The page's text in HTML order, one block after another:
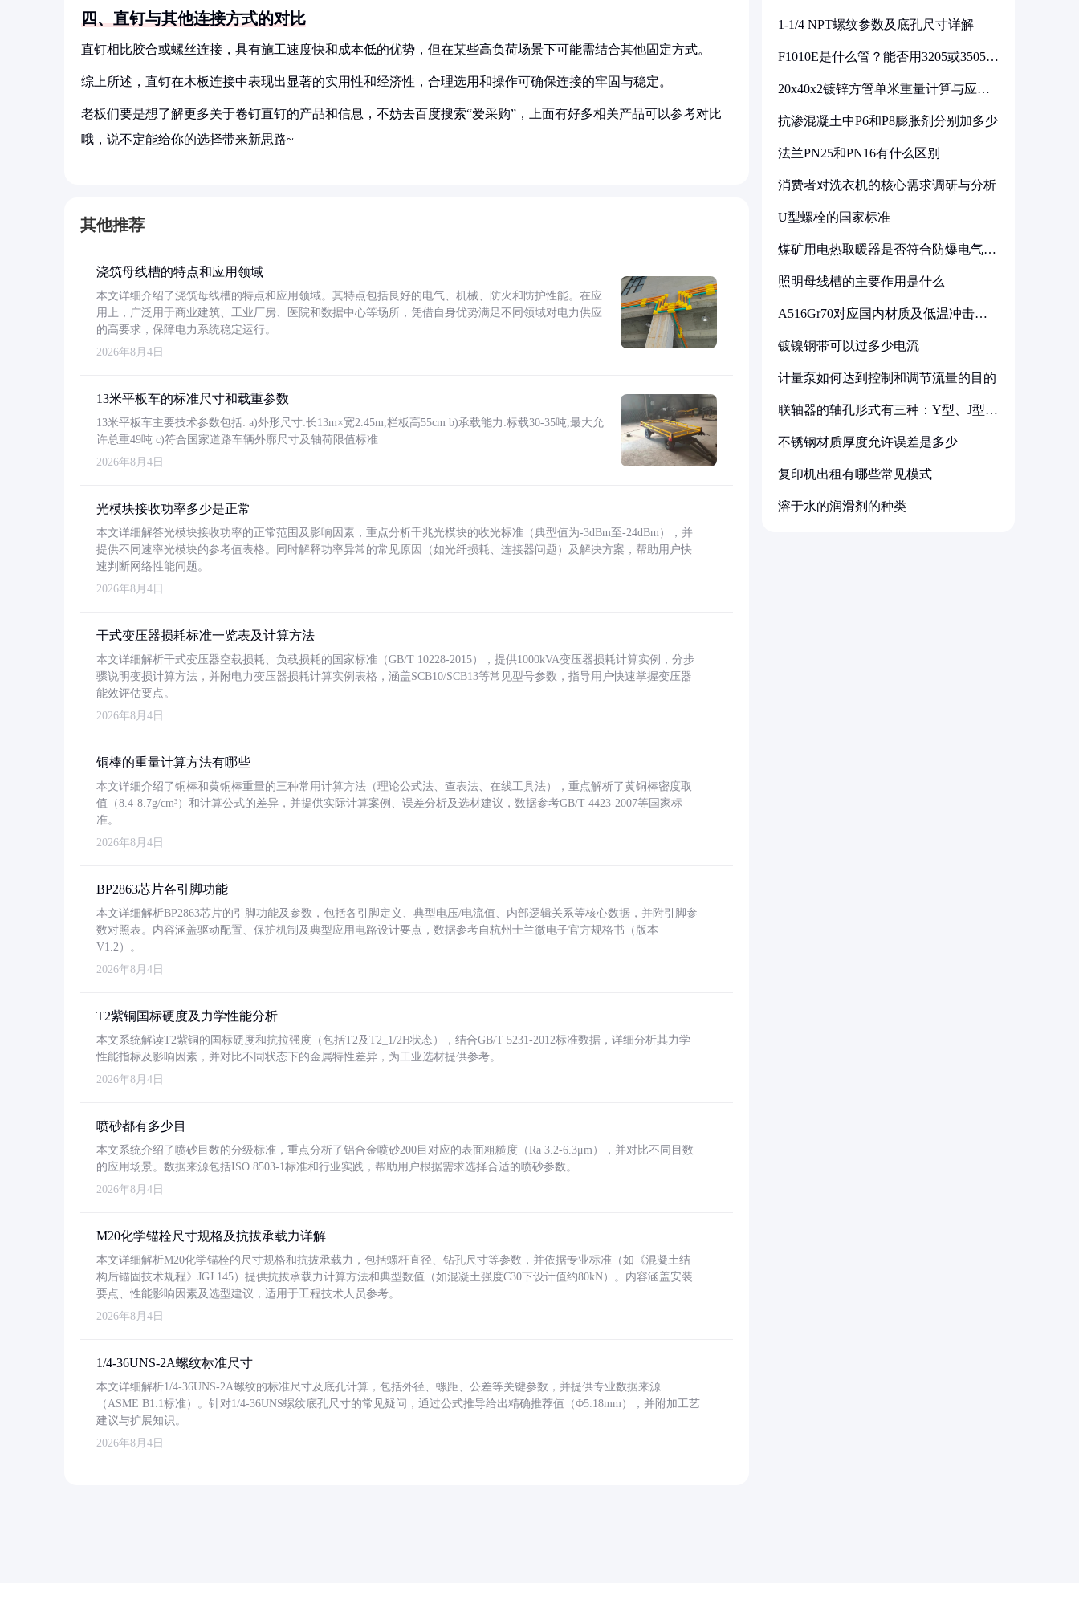
四、直钉与其他连接方式的对比
直钉相比胶合或螺丝连接，具有施工速度快和成本低的优势，但在某些高负荷场景下可能需结合其他固定方式。
综上所述，直钉在木板连接中表现出显著的实用性和经济性，合理选用和操作可确保连接的牢固与稳定。
老板们要是想了解更多关于卷钉直钉的产品和信息，不妨去百度搜索“爱采购”，上面有好多相关产品可以参考对比
哦，说不定能给你的选择带来新思路~
其他推荐
浇筑母线槽的特点和应用领域
本文详细介绍了浇筑母线槽的特点和应用领域。其特点包括良好的电气、机械、防火和防护性能。在应
用上，广泛用于商业建筑、工业厂房、医院和数据中心等场所，凭借自身优势满足不同领域对电力供应
的高要求，保障电力系统稳定运行。
2026年8月4日
13米平板车的标准尺寸和载重参数
13米平板车主要技术参数包括: a)外形尺寸:长13m×宽2.45m,栏板高55cm b)承载能力:标载30-35吨,最大允
许总重49吨 c)符合国家道路车辆外廓尺寸及轴荷限值标准
2026年8月4日
光模块接收功率多少是正常
本文详细解答光模块接收功率的正常范围及影响因素，重点分析千兆光模块的收光标准（典型值为-3dBm至-24dBm），并
提供不同速率光模块的参考值表格。同时解释功率异常的常见原因（如光纤损耗、连接器问题）及解决方案，帮助用户快
速判断网络性能问题。
2026年8月4日
干式变压器损耗标准一览表及计算方法
本文详细解析干式变压器空载损耗、负载损耗的国家标准（GB/T 10228-2015），提供1000kVA变压器损耗计算实例，分步
骤说明变损计算方法，并附电力变压器损耗计算实例表格，涵盖SCB10/SCB13等常见型号参数，指导用户快速掌握变压器
能效评估要点。
2026年8月4日
铜棒的重量计算方法有哪些
本文详细介绍了铜棒和黄铜棒重量的三种常用计算方法（理论公式法、查表法、在线工具法），重点解析了黄铜棒密度取
值（8.4-8.7g/cm³）和计算公式的差异，并提供实际计算案例、误差分析及选材建议，数据参考GB/T 4423-2007等国家标
准。
2026年8月4日
BP2863芯片各引脚功能
本文详细解析BP2863芯片的引脚功能及参数，包括各引脚定义、典型电压/电流值、内部逻辑关系等核心数据，并附引脚参
数对照表。内容涵盖驱动配置、保护机制及典型应用电路设计要点，数据参考自杭州士兰微电子官方规格书（版本
V1.2）。
2026年8月4日
T2紫铜国标硬度及力学性能分析
本文系统解读T2紫铜的国标硬度和抗拉强度（包括T2及T2_1/2H状态），结合GB/T 5231-2012标准数据，详细分析其力学
性能指标及影响因素，并对比不同状态下的金属特性差异，为工业选材提供参考。
2026年8月4日
喷砂都有多少目
本文系统介绍了喷砂目数的分级标准，重点分析了铝合金喷砂200目对应的表面粗糙度（Ra 3.2-6.3μm），并对比不同目数
的应用场景。数据来源包括ISO 8503-1标准和行业实践，帮助用户根据需求选择合适的喷砂参数。
2026年8月4日
M20化学锚栓尺寸规格及抗拔承载力详解
本文详细解析M20化学锚栓的尺寸规格和抗拔承载力，包括螺杆直径、钻孔尺寸等参数，并依据专业标准（如《混凝土结
构后锚固技术规程》JGJ 145）提供抗拔承载力计算方法和典型数值（如混凝土强度C30下设计值约80kN）。内容涵盖安装
要点、性能影响因素及选型建议，适用于工程技术人员参考。
2026年8月4日
1/4-36UNS-2A螺纹标准尺寸
本文详细解析1/4-36UNS-2A螺纹的标准尺寸及底孔计算，包括外径、螺距、公差等关键参数，并提供专业数据来源
（ASME B1.1标准）。针对1/4-36UNS螺纹底孔尺寸的常见疑问，通过公式推导给出精确推荐值（Φ5.18mm），并附加工艺
建议与扩展知识。
2026年8月4日
1-1/4 NPT螺纹参数及底孔尺寸详解
F1010E是什么管？能否用3205或3505代
20x40x2镀锌方管单米重量计算与应用
抗渗混凝土中P6和P8膨胀剂分别加多少
法兰PN25和PN16有什么区别
消费者对洗衣机的核心需求调研与分析
U型螺栓的国家标准
煤矿用电热取暖器是否符合防爆电气设
照明母线槽的主要作用是什么
A516Gr70对应国内材质及低温冲击要
镀镍钢带可以过多少电流
计量泵如何达到控制和调节流量的目的
联轴器的轴孔形式有三种：Y型、J型、
不锈钢材质厚度允许误差是多少
复印机出租有哪些常见模式
溶于水的润滑剂的种类